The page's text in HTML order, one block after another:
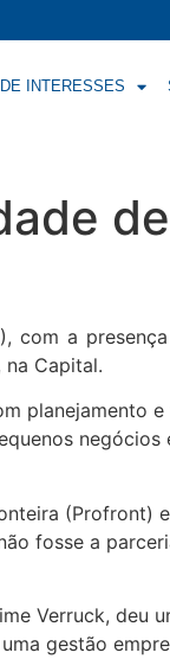
INTERESSES
a
Capital.
planejamento
(Profront)
fosse a
Verruck, deu
gestão